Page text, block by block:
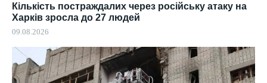
Кількість постраждалих через російську атаку на
Харків зросла до 27 людей
09.08.2026